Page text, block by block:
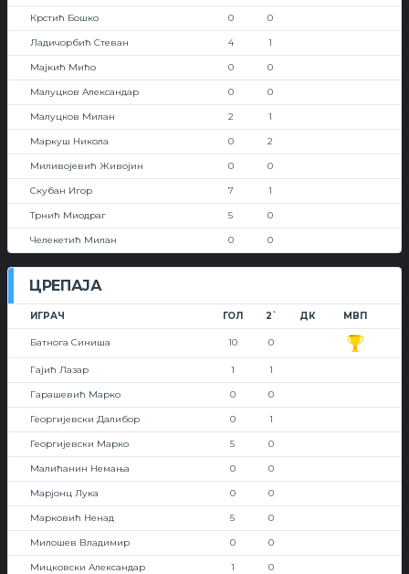
Крстић Бошко 0 0
Ладичорбић Стеван 4 1
Мајкић Мићо 0 0
Малуцков Александар 0 0
Малуцков Милан 2 1
Маркуш Никола 0 2
Миливојевић Живојин 0 0
Скубан Игор 7 1
Трнић Миодраг 5 0
Челекетић Милан 0 0
ЦРЕПАЈА
ИГРАЧ ГОЛ 2` ДК МВП
Батнога Синиша 10 0
Гајић Лазар 1 1
Гарашевић Марко 0 0
Георгијевски Далибор 0 1
Георгијевски Марко 5 0
Малићанин Немања 0 0
Марјонц Лука 0 0
Марковић Ненад 5 0
Милошев Владимир 0 0
Мицковски Александар 1 0